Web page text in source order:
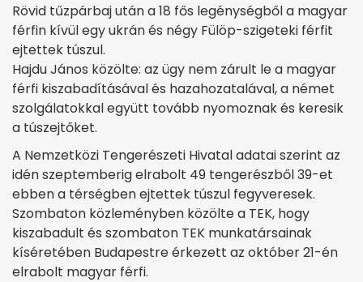
Rövid tűzpárbaj után a 18 fős legénységből a magyar
férfin kívül egy ukrán és négy Fülöp-szigeteki férfit
ejtettek túszul.
Hajdu János közölte: az ügy nem zárult le a magyar
férfi kiszabadításával és hazahozatalával, a német
szolgálatokkal együtt tovább nyomoznak és keresik
a túszejtőket.
A Nemzetközi Tengerészeti Hivatal adatai szerint az
idén szeptemberig elrabolt 49 tengerészből 39-et
ebben a térségben ejtettek túszul fegyveresek.
Szombaton közleményben közölte a TEK, hogy
kiszabadult és szombaton TEK munkatársainak
kíséretében Budapestre érkezett az október 21-én
elrabolt magyar férfi.